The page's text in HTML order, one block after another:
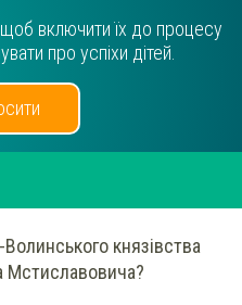
щоб включити їх до процесу
про успіхи дітей.
князівства
Мстиславовича?